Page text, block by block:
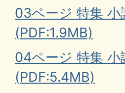
03ページ 特集
(PDF:1.9MB)
04ページ 特集
(PDF:5.4MB)